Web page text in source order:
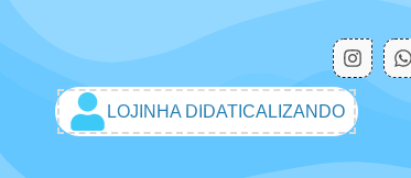
LOJINHA DIDATICALIZANDO